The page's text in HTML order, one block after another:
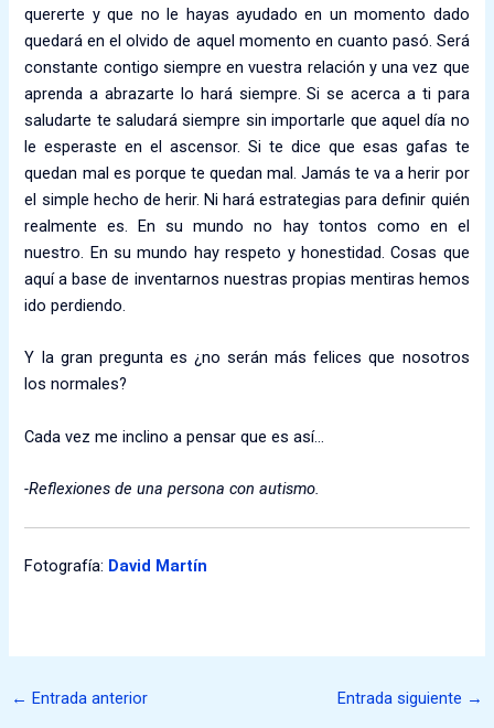
quererte y que no le hayas ayudado en un momento dado
quedará en el olvido de aquel momento en cuanto pasó. Será
constante contigo siempre en vuestra relación y una vez que
aprenda a abrazarte lo hará siempre. Si se acerca a ti para
saludarte te saludará siempre sin importarle que aquel día no
le esperaste en el ascensor. Si te dice que esas gafas te
quedan mal es porque te quedan mal. Jamás te va a herir por
el simple hecho de herir. Ni hará estrategias para definir quién
realmente es. En su mundo no hay tontos como en el
nuestro. En su mundo hay respeto y honestidad. Cosas que
aquí a base de inventarnos nuestras propias mentiras hemos
ido perdiendo.
Y la gran pregunta es ¿no serán más felices que nosotros
los normales?
Cada vez me inclino a pensar que es así…
-Reflexiones de una persona con autismo.
Fotografía: David Martín
← Entrada anterior Entrada siguiente →